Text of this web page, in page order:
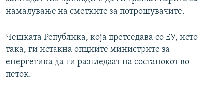
намалување на сметките за потрошувачите.
Чешката Република, која претседава со ЕУ, исто
така, ги истакна опциите министрите за
енергетика да ги разгледаат на состанокот во
петок.